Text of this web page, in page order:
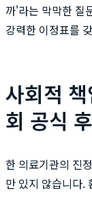
까'라는 막막한 질
강력한 이정표를
사회적
회 공식
한 의료기관의 진
만 있지 않습니다.